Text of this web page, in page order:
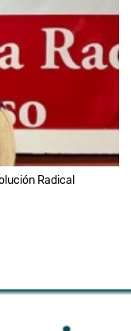
Radical